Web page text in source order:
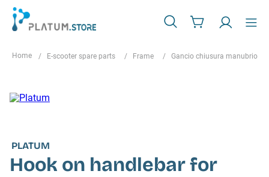
E-scooter spare parts Frame Gancio chiusura manubrio
PLATUM
Hook on handlebar for